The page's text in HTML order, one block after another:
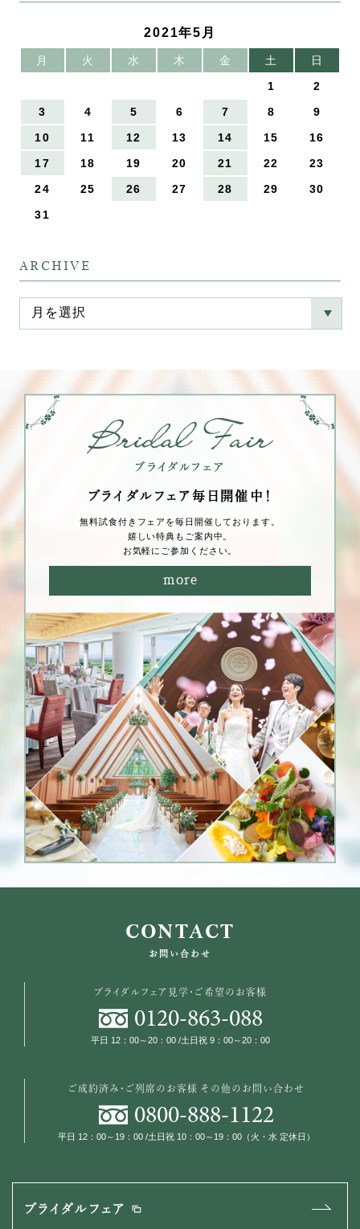
2021年5月
月 火 水 木 金 土
日
1
2
3
4 5 6 7 8
9
10
11 12 13 14 15
16
17
18 19 20 21 22
23
24
25 26 27 28 29
30
31
ARCHIVE
ブライダルフェア毎⽇開催中！
無料試⾷付きフェアを毎⽇開催しております。
嬉しい特典もご案内中。
お気軽にご参加ください。
more
CONTACT
お問い合わせ
ブライダルフェア見学・ご希望のお客様
0120-863-088
平日 12：00～20：00 /土日祝 9：00～20：00
ご成約済み・ご列席のお客様その他のお問い合わせ
0800-888-1122
平日 12：00～19：00 /土日祝 10：00～19：00（火・水 定休日）
ブライダルフェア